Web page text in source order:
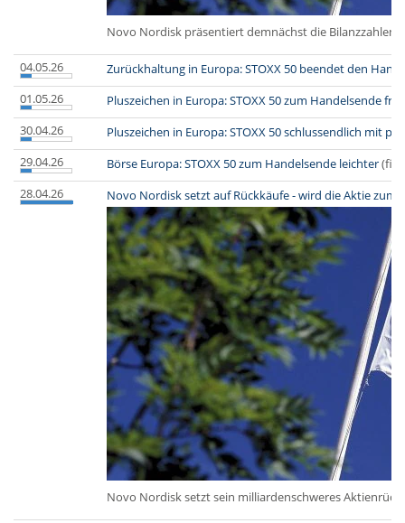
Novo Nordisk präsentiert demnächst die Bilanzzahlen
04.05.26
Zurückhaltung in Europa: STOXX 50 beendet den
01.05.26
Pluszeichen in Europa: STOXX 50 zum Handelsende
30.04.26
Pluszeichen in Europa: STOXX 50 schlussendlich mit
29.04.26
Börse Europa: STOXX 50 zum Handelsende leichter
28.04.26
Novo Nordisk setzt auf Rückkäufe - wird die Aktie zum
Novo Nordisk setzt sein milliardenschweres